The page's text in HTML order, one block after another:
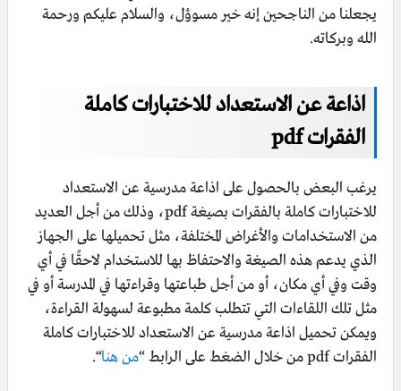
يجعلنا من الناجحين إنه خير مسوؤل، والسلام عليكم ورحمة
الله وبركاته.
اذاعة عن الاستعداد للاختبارات كاملة
الفقرات pdf
يرغب البعض بالحصول على اذاعة مدرسية عن الاستعداد
للاختبارات كاملة بالفقرات بصيغة pdf، وذلك من أجل العديد
من الاستخدامات والأغراض المختلفة، مثل تحميلها على الجهاز
الذي يدعم هذه الصيغة والاحتفاظ بها للاستخدام لاحقًا في أي
وقت وفي أي مكان، أو من أجل طباعتها وقراءتها في المدرسة أو في
مثل تلك اللقاءات التي تتطلب كلمة مطبوعة لسهولة القراءة،
ويمكن تحميل اذاعة مدرسية عن الاستعداد للاختبارات كاملة
الفقرات pdf من خلال الضغط على الرابط “
من هنا“.